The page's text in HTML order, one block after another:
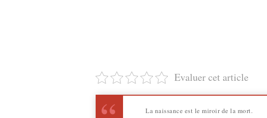
Evaluer cet article
La naissance est le miroir de la mort.